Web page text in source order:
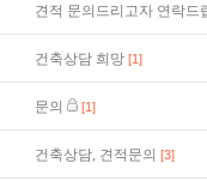
견적 문의드리고자 연락드
건축상담 희망 [1]
문의 [1]
건축상담, 견적문의 [3]